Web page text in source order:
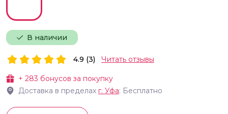
В наличии
+ 283 бонусов за покупку
Доставка в пределах г. Уфа: Бесплатно
4.9 (3) Читать отзывы